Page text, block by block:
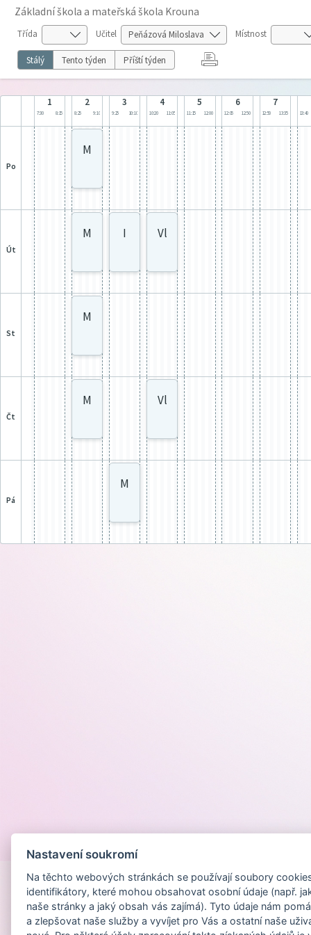
Základní škola a mateřská škola Krouna
Třída Učitel Místnost
Stálý Tento týden Příští týden
1
7:30 8:15
2
8:25 9:10
3
9:25 10:10
4
10:20 11:05
5
11:15 12:00
6
12:05 12:50
7
12:50 13:35 13:40
po
M
út
M I Vl
st
M
čt
M Vl
pá
M
Nastavení soukromí
Na těchto webových stránkách se používají soubory
identifikátory, které mohou obsahovat osobní údaje (např.
naše stránky a jaký obsah vás zajímá). Tyto údaje nám
a zlepšovat naše služby a vyvíjet pro Vás a ostatní naše